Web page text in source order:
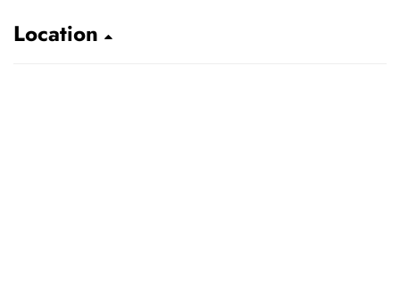
Location